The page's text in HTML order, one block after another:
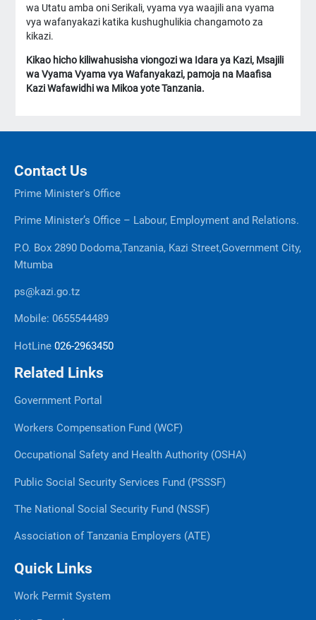
wa Utatu amba oni Serikali, vyama vya waajili ana vyama
vya wafanyakazi katika kushughulikia changamoto za
kikazi.
Kikao hicho kiliwahusisha viongozi wa Idara ya Kazi, Msajili
wa Vyama Vyama vya Wafanyakazi, pamoja na Maafisa
Kazi Wafawidhi wa Mikoa yote Tanzania.
Contact Us
Prime Minister's Office
Prime Minister’s Office – Labour, Employment and Relations.
P.O. Box 2890 Dodoma,Tanzania, Kazi Street,Government City,
Mtumba
ps@kazi.go.tz
Mobile: 0655544489
HotLine 026-2963450
Related Links
Government Portal
Workers Compensation Fund (WCF)
Occupational Safety and Health Authority (OSHA)
Public Social Security Services Fund (PSSSF)
The National Social Security Fund (NSSF)
Association of Tanzania Employers (ATE)
Quick Links
Work Permit System